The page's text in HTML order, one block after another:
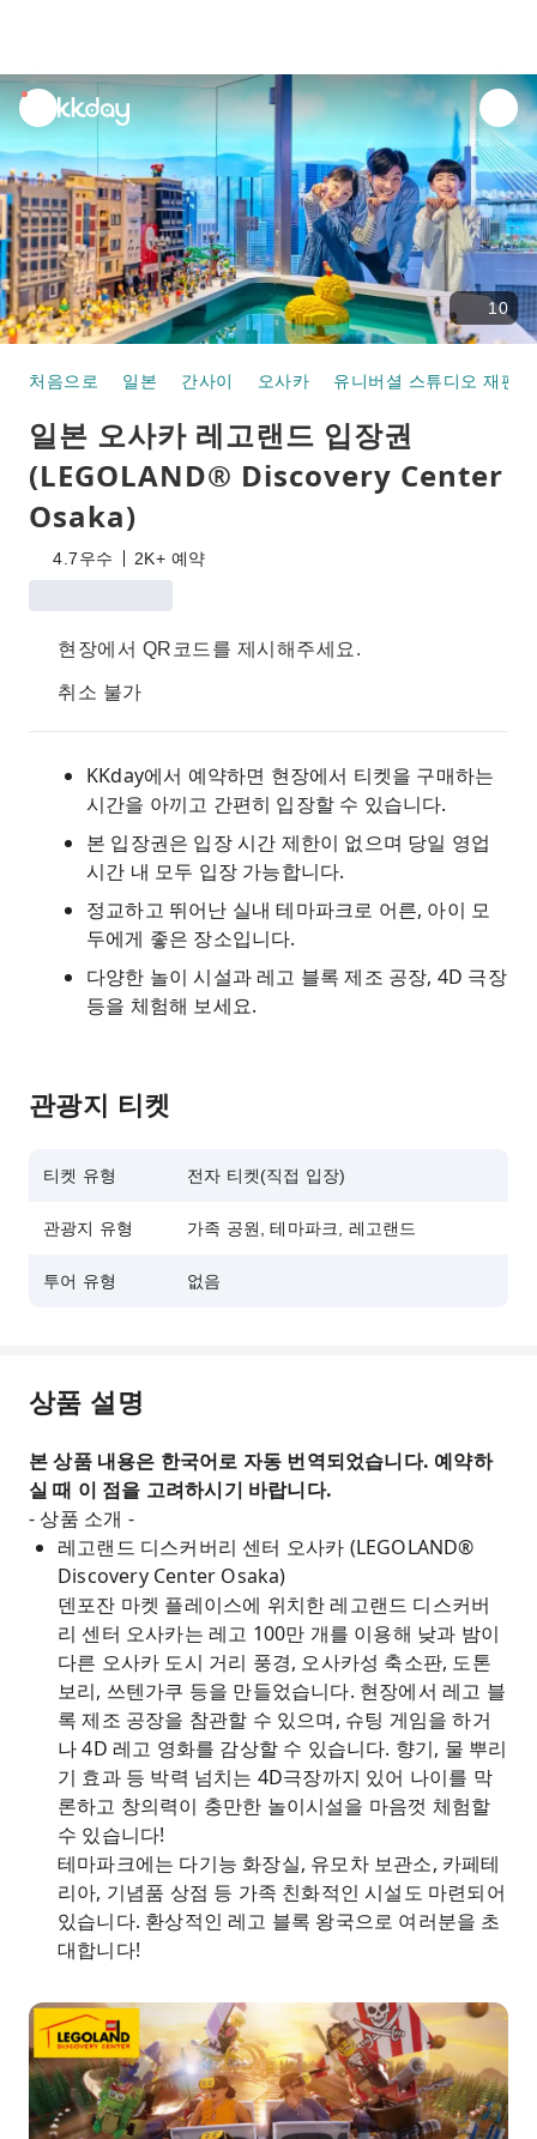
unread
notifications
10
처음으로 일본 간사이 오사카 유니버셜 스튜디오 재팬
일본 오사카 레고랜드 입장권
(LEGOLAND® Discovery Center
Osaka)
4.7우수 2K+ 예약
현장에서 QR코드를 제시해주세요.
취소 불가
KKday에서 예약하면 현장에서 티켓을 구매하는
시간을 아끼고 간편히 입장할 수 있습니다.
본 입장권은 입장 시간 제한이 없으며 당일 영업
시간 내 모두 입장 가능합니다.
정교하고 뛰어난 실내 테마파크로 어른, 아이 모
두에게 좋은 장소입니다.
다양한 놀이 시설과 레고 블록 제조 공장, 4D 극장
등을 체험해 보세요.
관광지 티켓
티켓 유형 전자 티켓(직접 입장)
관광지 유형 가족 공원, 테마파크, 레고랜드
투어 유형 없음
상품 설명
본 상품 내용은 한국어로 자동 번역되었습니다. 예약하
실 때 이 점을 고려하시기 바랍니다.
- 상품 소개 -
레고랜드 디스커버리 센터 오사카 (LEGOLAND®
Discovery Center Osaka)
덴포잔 마켓 플레이스에 위치한 레고랜드 디스커버
리 센터 오사카는 레고 100만 개를 이용해 낮과 밤이
다른 오사카 도시 거리 풍경, 오사카성 축소판, 도톤
보리, 쓰텐가쿠 등을 만들었습니다. 현장에서 레고 블
록 제조 공장을 참관할 수 있으며, 슈팅 게임을 하거
나 4D 레고 영화를 감상할 수 있습니다. 향기, 물 뿌리
기 효과 등 박력 넘치는 4D극장까지 있어 나이를 막
론하고 창의력이 충만한 놀이시설을 마음껏 체험할
수 있습니다!
테마파크에는 다기능 화장실, 유모차 보관소, 카페테
리아, 기념품 상점 등 가족 친화적인 시설도 마련되어
있습니다. 환상적인 레고 블록 왕국으로 여러분을 초
대합니다!